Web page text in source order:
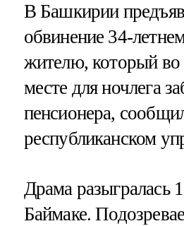
В Башкирии
обвинение 34-
жителю, который во
месте для ночлега
пенсионера,
республиканском
Драма разыгралась
Баймаке.